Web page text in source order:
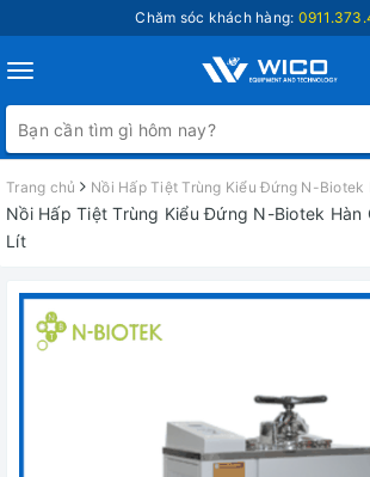
Chăm sóc khách hàng:
Toggle
navigation
Trang chủ Nồi Hấp Tiệt Trùng Kiểu Đứng N-Biotek
Nồi Hấp Tiệt Trùng Kiểu Đứng N-Biotek
Lít